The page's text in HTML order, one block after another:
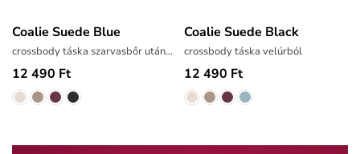
Coalie Suede Blue
crossbody táska szarvasbőr utánzatból
12 490 Ft
Coalie Suede Black
crossbody táska velúrból
12 490 Ft